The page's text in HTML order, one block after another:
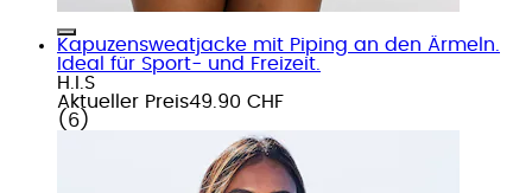
Kapuzensweatjacke mit Piping an den Ärmeln.
Ideal für Sport- und Freizeit.
H.I.S
Aktueller Preis49.90 CHF
( 6 )